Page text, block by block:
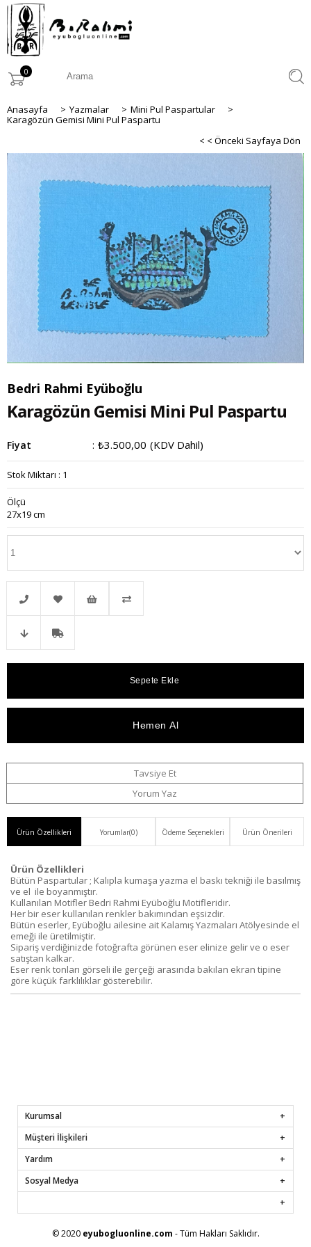
0
Anasayfa > Yazmalar > Mini Pul Paspartular
>
Karagözün Gemisi Mini Pul Paspartu
< < Önceki Sayfaya Dön
Bedri Rahmi Eyüboğlu
Karagözün Gemisi Mini Pul Paspartu
Fiyat : ₺3.500,00 (KDV Dahil)
Stok Miktarı : 1
Ölçü
27x19 cm
Telefonla Favorilere
Tavsiye Et
Yorum Yaz
Ürün Özellikleri Yorumlar(0) Ödeme Seçenekleri Ürün Önerileri
Ürün Özellikleri
Bütün Paspartular ; Kalıpla kumaşa yazma el baskı tekniği ile basılmış
ve el ile boyanmıştır.
Kullanılan Motifler Bedri Rahmi Eyüboğlu Motifleridir.
Her bir eser kullanılan renkler bakımından eşsizdir.
Bütün eserler, Eyüboğlu ailesine ait Kalamış Yazmaları Atölyesinde el
emeği ile üretilmiştir.
Sipariş verdiğinizde fotoğrafta görünen eser elinize gelir ve o eser
satıştan kalkar.
Eser renk tonları görseli ile gerçeği arasında bakılan ekran tipine
göre küçük farklılıklar gösterebilir.
Kurumsal
Müşteri İlişkileri
Yardım
Sosyal Medya
© 2020 eyubogluonline.com - Tüm Hakları Saklıdır.